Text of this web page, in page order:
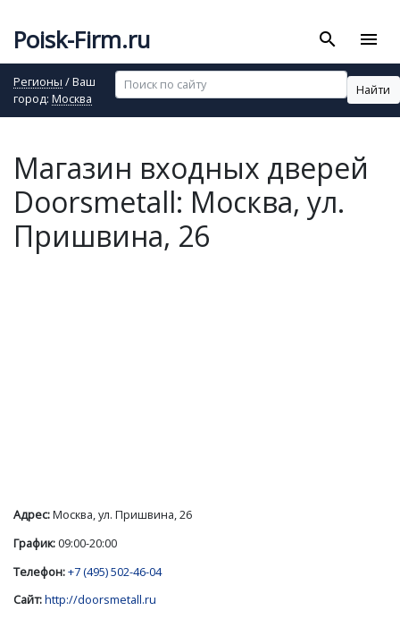
Poisk-Firm.ru search menu
Регионы / Ваш
город: Москва
Найти
Магазин входных дверей
Doorsmetall: Москва, ул.
Пришвина, 26
Адрес:Москва, ул. Пришвина, 26
График:09:00-20:00
Телефон:+7 (495) 502-46-04
Сайт:http://doorsmetall.ru